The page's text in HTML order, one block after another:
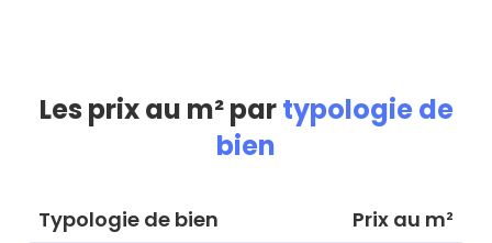
Les prix au m² partypologie de
bien
Typologie de bien Prix au m²